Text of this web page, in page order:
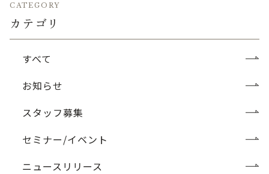
CATEGORY
カテゴリ
すべて
お知らせ
スタッフ募集
セミナー/イベント
ニュースリリース